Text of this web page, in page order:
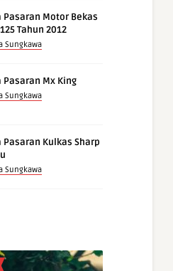
Pasaran Motor Bekas
Tahun 2012
Sungkawa
Pasaran Mx King
Sungkawa
Pasaran Kulkas Sharp
Sungkawa